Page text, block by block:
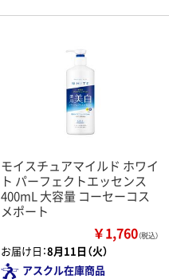
モイスチュアマイルド ホワイ
ト パーフェクトエッセンス
400mL 大容量 コーセーコス
メポート
￥1,760（税込）
お届け日：8月11日（火）
アスクル在庫商品